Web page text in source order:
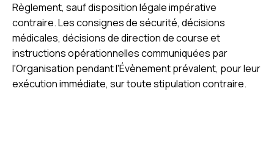
Règlement, sauf disposition légale impérative
contraire. Les consignes de sécurité, décisions
médicales, décisions de direction de course et
instructions opérationnelles communiquées par
l'Organisation pendant l'Évènement prévalent, pour leur
exécution immédiate, sur toute stipulation contraire.